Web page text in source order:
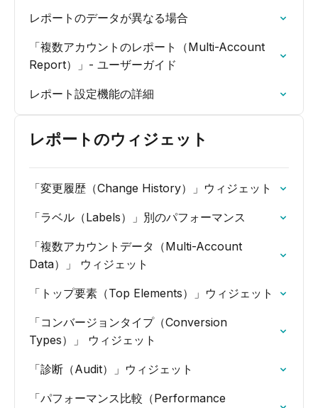
レポートのデータが異なる場合
「複数アカウントのレポート（Multi-Account
Report）」- ユーザーガイド
レポート設定機能の詳細
レポートのウィジェット
「変更履歴（Change History）」ウィジェット
「ラベル（Labels）」別のパフォーマンス
「複数アカウントデータ（Multi-Account
Data）」 ウィジェット
「トップ要素（Top Elements）」ウィジェット
「コンバージョンタイプ（Conversion
Types）」 ウィジェット
「診断（Audit）」ウィジェット
「パフォーマンス比較（Performance